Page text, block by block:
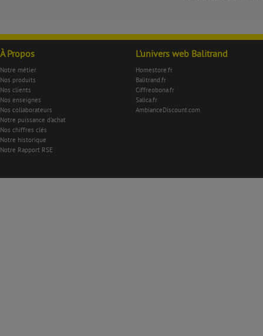
À Propos
Notre métier
Nos produits
Nos clients
Nos enseignes
Nos collaborateurs
Notre puissance d'achat
Nos chiffres clés
Notre historique
Notre Rapport RSE
L'univers web Balitrand
Homestore.fr
Balitrand.fr
Ciffreobona.fr
Salica.fr
AmbianceDiscount.com